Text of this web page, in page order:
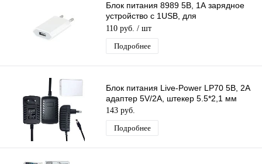
Блок питания 8989 5В, 1А зарядное
устройство с 1USB, для
планшета,телефона,плеера,GPS-
навигатора
110 руб. / шт
Подробнее
Блок питания Live-Power LP70 5В, 2A
адаптер 5V/2A, штекер 5.5*2,1 мм
143 руб.
Подробнее